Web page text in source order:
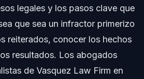
a un Abogado de Inmediato
legales y los pasos clave que
que sea un infractor primerizo
reiterados, conocer los hechos
resultados. Los abogados
de Vasquez Law Firm en